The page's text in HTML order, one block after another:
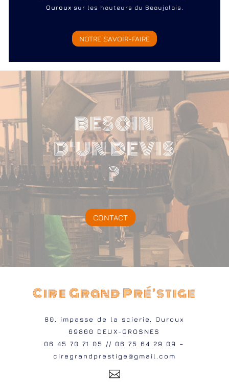
Ouroux sur les hauteurs du Beaujolais.
NOTRE SAVOIR-FAIRE
BESOIN
D'UN DEVIS
?
CONTACT
Cire Grand Pré’stige
80, impasse de la scierie, Ouroux
69860 DEUX-GROSNES
06 45 70 71 05 // 06 75 64 29 09 –
ciregrandprestige@gmail.com
